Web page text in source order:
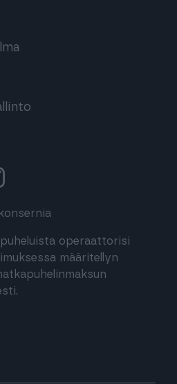
operaattorisi
määritellyn